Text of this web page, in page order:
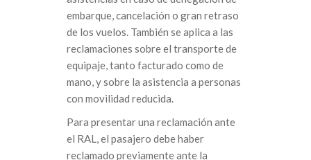
embarque, cancelación o gran retraso
de los vuelos. También se aplica a las
reclamaciones sobre el transporte de
equipaje, tanto facturado como de
mano, y sobre la asistencia a personas
con movilidad reducida.
Para presentar una reclamación ante
el RAL, el pasajero debe haber
reclamado previamente ante la